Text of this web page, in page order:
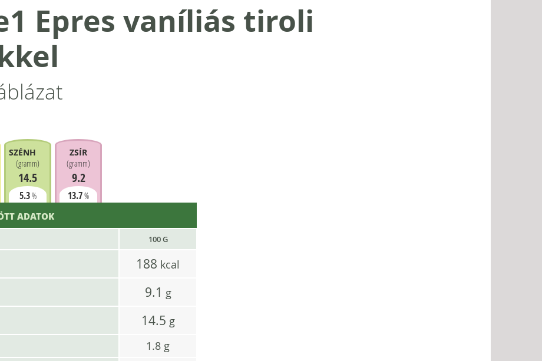
Epres vaníliás tiroli
SZÉNHIDRÁT
(gramm)
14.5
5.3%
ZSÍR
(gramm)
9.2
13.7%
ADATOK
100 G
188 kcal
9.1 g
14.5 g
1.8 g